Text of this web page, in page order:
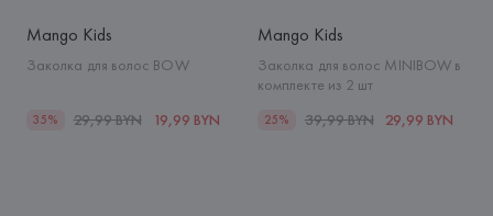
Mango Kids
Заколка для волос BOW
35% 29,99 BYN 19,99 BYN
Mango Kids
Заколка для волос MINIBOW в
комплекте из 2 шт
25% 39,99 BYN 29,99 BYN